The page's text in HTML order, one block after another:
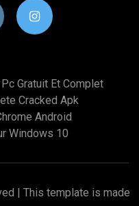
Gratuit Et Complet
Cracked Apk
Android
Windows 10
| This template is made